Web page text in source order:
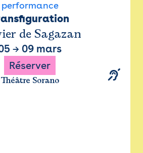
performance
de Sagazan
→ 09 mars
Réserver
Théâtre Sorano